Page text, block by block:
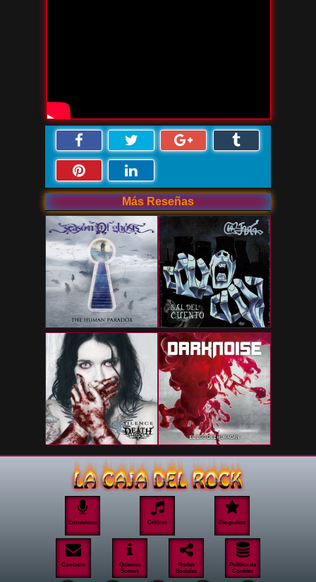
Más Reseñas
Entrevistas Criticas Biografías
Contacto
Quienes
Somos
Redes
Sociales
Politica de
Cookies